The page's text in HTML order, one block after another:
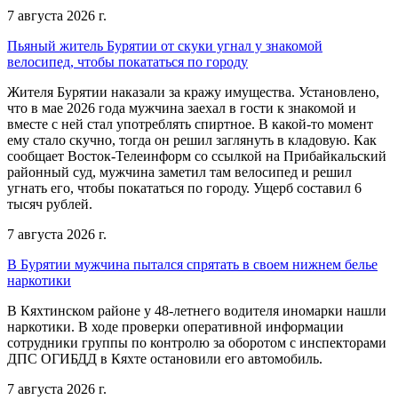
7 августа 2026 г.
Пьяный житель Бурятии от скуки угнал у знакомой
велосипед, чтобы покататься по городу
Жителя Бурятии наказали за кражу имущества. Установлено,
что в мае 2026 года мужчина заехал в гости к знакомой и
вместе с ней стал употреблять спиртное. В какой-то момент
ему стало скучно, тогда он решил заглянуть в кладовую. Как
сообщает Восток-Телеинформ со ссылкой на Прибайкальский
районный суд, мужчина заметил там велосипед и решил
угнать его, чтобы покататься по городу. Ущерб составил 6
тысяч рублей.
7 августа 2026 г.
В Бурятии мужчина пытался спрятать в своем нижнем белье
наркотики
В Кяхтинском районе у 48-летнего водителя иномарки нашли
наркотики. В ходе проверки оперативной информации
сотрудники группы по контролю за оборотом с инспекторами
ДПС ОГИБДД в Кяхте остановили его автомобиль.
7 августа 2026 г.